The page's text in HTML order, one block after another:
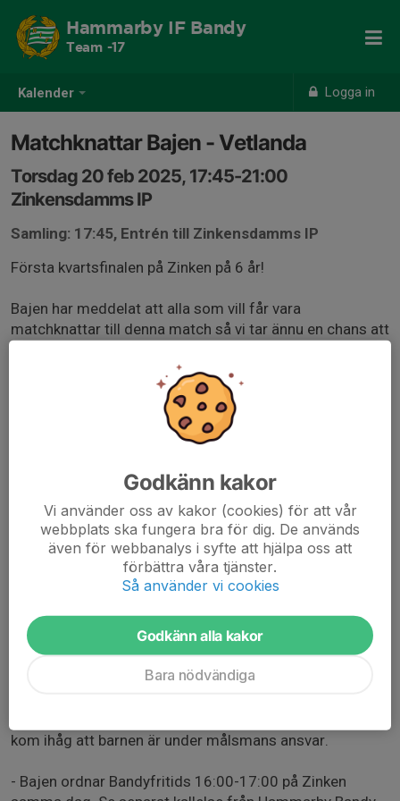
Kalender Logga in
Hammarby IF Bandy
Team -17
Matchknattar Bajen - Vetlanda
Torsdag 20 feb 2025, 17:45-21:00
Zinkensdamms IP
Samling: 17:45, Entrén till Zinkensdamms IP
Första kvartsfinalen på Zinken på 6 år!
Bajen har meddelat att alla som vill får vara
matchknattar till denna match så vi tar ännu en chans att
Vi tänkte att det vore trevligt att äta tillsammans innan
så vi kommer via vår lagkassa att bjuda på pizza i
17:45 - Vi ses vid entrén till Zinken där vi gemensamt
går in och beger oss till vårt omklädningsrum.
18:45 - Ombytta, klara och uppställda utanför A-lagets
omklädningsrum.
19:00 - Matchstart.
- Biljetter: Matchbiljetter för både barn och målsmän
kom ihåg att barnen är under målsmans ansvar.
- Bajen ordnar Bandyfritids 16:00-17:00 på Zinken
Godkänn kakor
Vi använder oss av kakor (cookies) för att vår
webbplats ska fungera bra för dig. De används
även för webbanalys i syfte att hjälpa oss att
förbättra våra tjänster.
Så använder vi cookies
Godkänn alla kakor
Bara nödvändiga